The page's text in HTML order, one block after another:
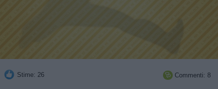
Stime: 26  Commenti: 8